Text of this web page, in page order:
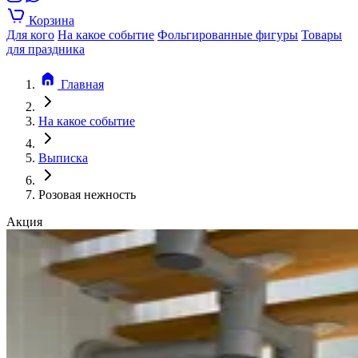
Корзина
Для кого На какое событие Фольгированные фигуры Товары
для праздника
Главная
На какое событие
Выписка
Розовая нежность
Акция